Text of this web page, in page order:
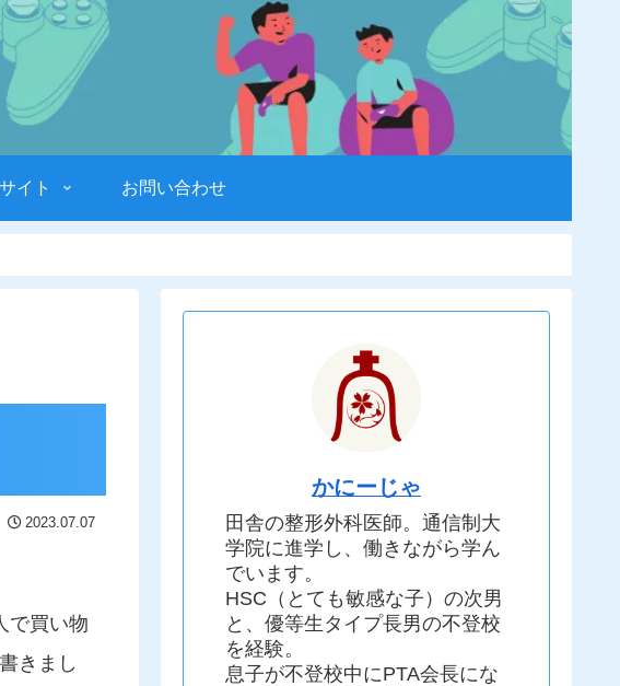
イト お問い合わせ
2023.07.07
で買い物
きまし
かにーじゃ
田舎の整形外科医師。通信制大
学院に進学し、働きながら学ん
でいます。
HSC（とても敏感な子）の次男
と、優等生タイプ長男の不登校
を経験。
息子が不登校中にPTA会長にな